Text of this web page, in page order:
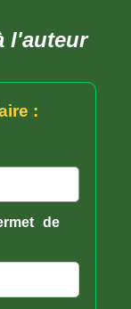
l'auteur
:
de